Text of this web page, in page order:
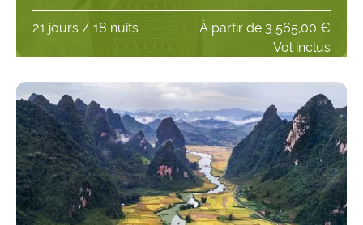
21 jours / 18 nuits
Vol inclus
À partir de 3 565,00 €